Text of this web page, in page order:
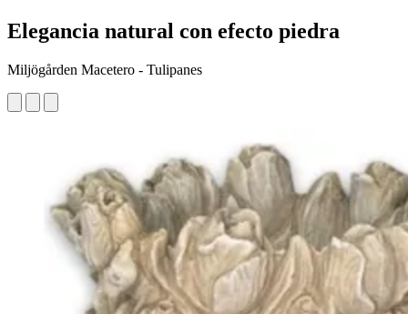
Elegancia natural con efecto piedra
Miljögården Macetero - Tulipanes